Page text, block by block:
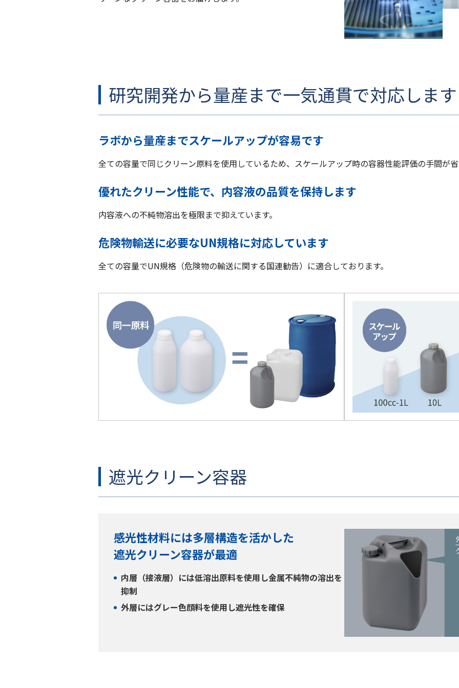
研究開発から量産まで一気通貫で対応します
ラボから量産までスケールアップが容易です
全ての容量で同じクリーン原料を使用しているため、スケールアップ時の容器性能評価の手間が
優れたクリーン性能で、内容液の品質を保持します
内容液への不純物溶出を極限まで抑えています。
危険物輸送に必要なUN規格に対応しています
全ての容量でUN規格（危険物の輸送に関する国連勧告）に適合しております。
遮光クリーン容器
感光性材料には多層構造を活かした
遮光クリーン容器が最適
内層（接液層）には低溶出原料を使用し金属不純物の溶出を
抑制
外層にはグレー色顔料を使用し遮光性を確保